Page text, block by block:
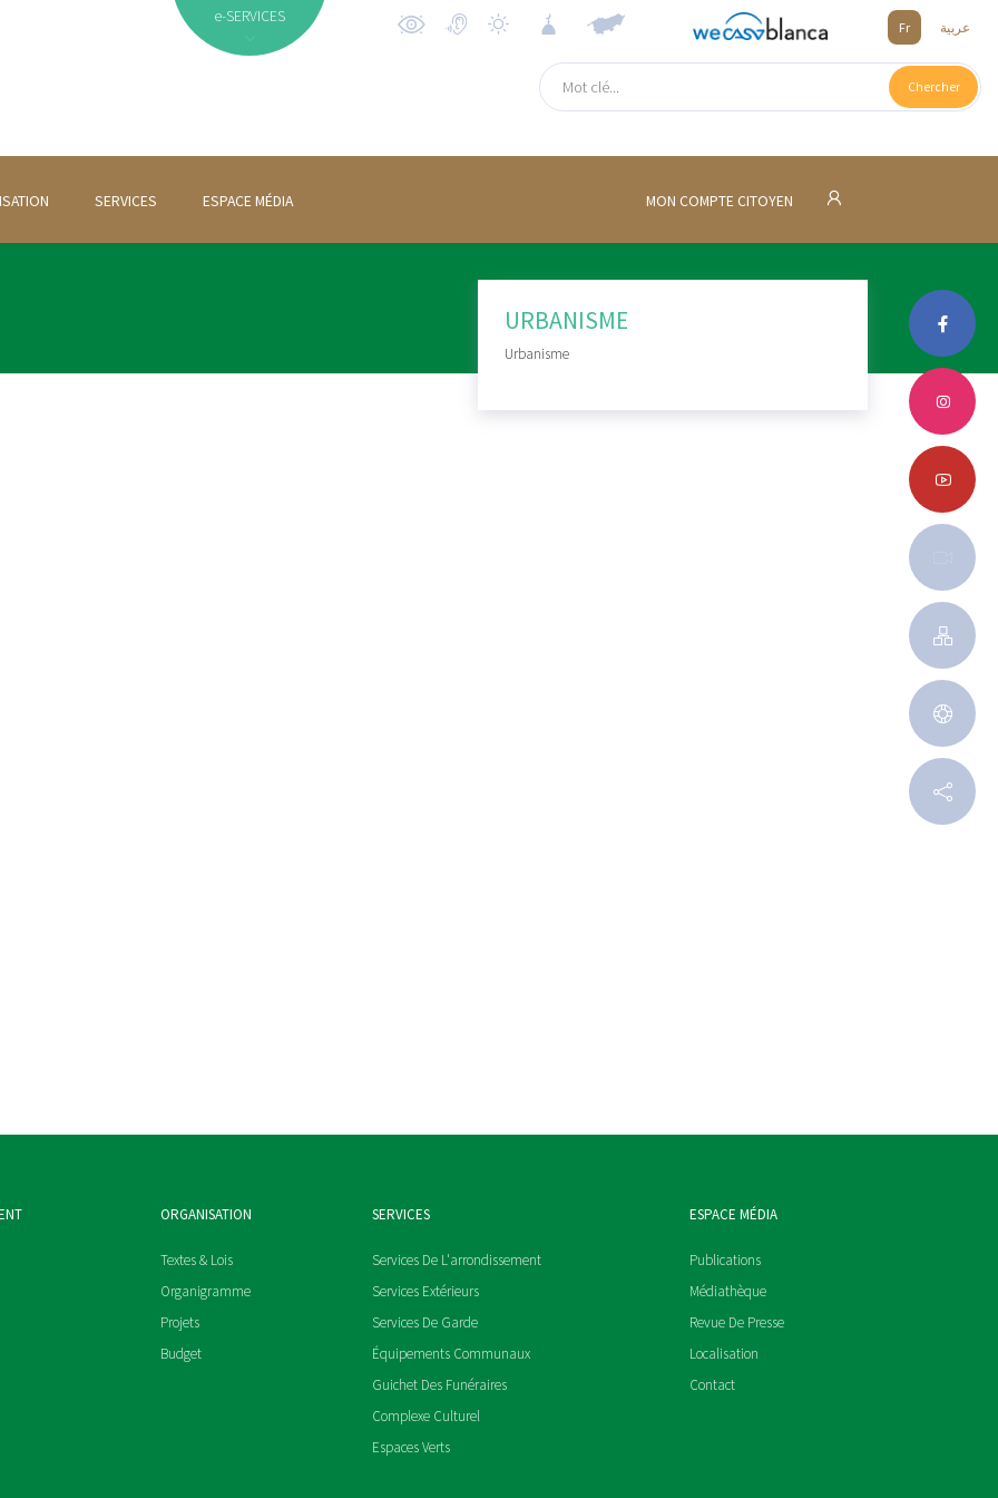
e-SERVICES
Fr عربية
Chercher
SERVICES ESPACE MÉDIA MON COMPTE CITOYEN
URBANISME
Urbanisme
ORGANISATION
Textes & Lois
Organigramme
Projets
Budget
SERVICES
Services De L'arrondissement
Services Extérieurs
Services De Garde
Équipements Communaux
Guichet Des Funéraires
Complexe Culturel
Espaces Verts
ESPACE MÉDIA
Publications
Médiathèque
Revue De Presse
Localisation
Contact